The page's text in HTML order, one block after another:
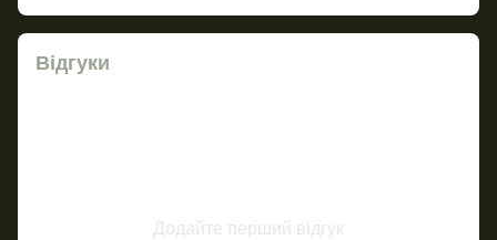
Відгуки
Додайте перший відгук